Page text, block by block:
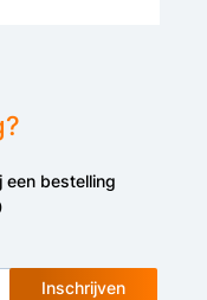
een bestelling
Inschrijven